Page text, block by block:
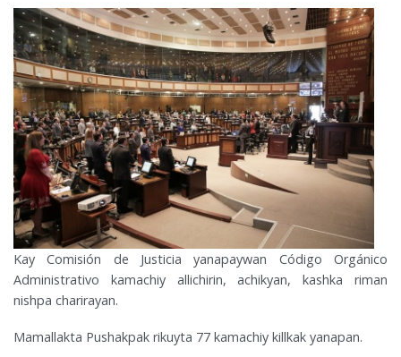
Kay Comisión de Justicia yanapaywan Código Orgánico
Administrativo kamachiy allichirin, achikyan, kashka riman
nishpa charirayan.
Mamallakta Pushakpak rikuyta 77 kamachiy killkak yanapan.